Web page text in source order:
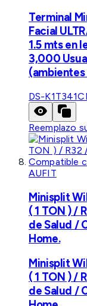
Terminal
Facial
1.5 mts en
3,000
DS-
Reemplazo
AUFIT
Minisplit
( 1 TON ) /
de Salud /
Home.
Minisplit
( 1 TON ) /
de Salud /